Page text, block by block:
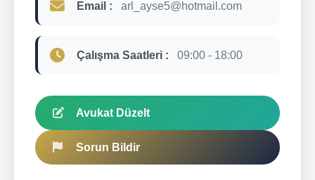
Email : arl_ayse5@hotmail.com
Çalışma Saatleri : 09:00 - 18:00
Avukat Düzelt
Sorun Bildir